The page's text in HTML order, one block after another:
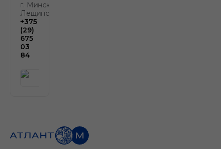
г. Минск, ул.
Лещинского, 4
+375
(29)
675
03
84